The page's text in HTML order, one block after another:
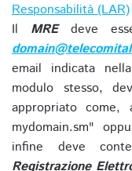
Responsabilità (LAR)
Il MREdeve
email indicata
modulo stesso,
appropriato come,
mydomain.sm"
infine deve
Registrazione